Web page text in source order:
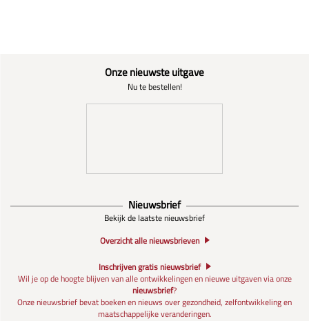
Onze nieuwste uitgave
Nu te bestellen!
Nieuwsbrief
Bekijk de laatste nieuwsbrief
Overzicht alle nieuwsbrieven
Inschrijven gratis nieuwsbrief
Wil je op de hoogte blijven van alle ontwikkelingen en nieuwe uitgaven via onze
nieuwsbrief?
Onze nieuwsbrief bevat boeken en nieuws over gezondheid, zelfontwikkeling en
maatschappelijke veranderingen.